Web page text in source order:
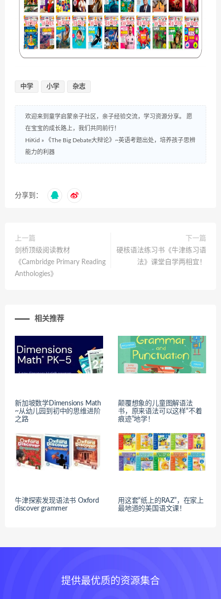
中学 小学 杂志
欢迎来到童学启蒙亲子社区，亲子经验交流，学习资源分享。 愿
在宝宝的成长路上，我们共同前行！
HiKid »
《The Big Debate大辩论》~英语考题出处，培养孩子思辨
能力的利器
分享到：
上一篇
剑桥顶级阅读教材
《Cambridge Primary Reading
Anthologies》
下一篇
硬核语法练习书《牛津练习语
法》课堂自学两相宜！
相关推荐
新加坡数学Dimensions Math
~从幼儿园到初中的思维进阶
之路
颠覆想象的儿童图解语法
书，原来语法可以这样“不着
痕迹”地学！
牛津探索发现语法书 Oxford
discover grammer
用这套“纸上的RAZ”，在家上
最地道的美国语文课！
提供最优质的资源集合